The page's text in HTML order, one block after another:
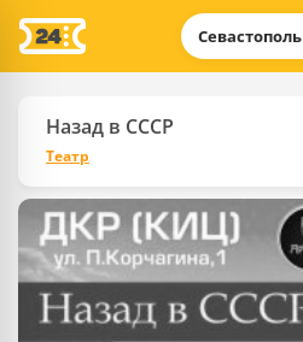
Севастополь
Назад в СССР
Театр